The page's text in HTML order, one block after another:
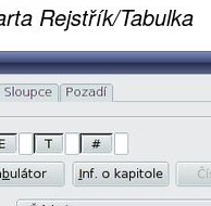
Rejstřík/Tabulka